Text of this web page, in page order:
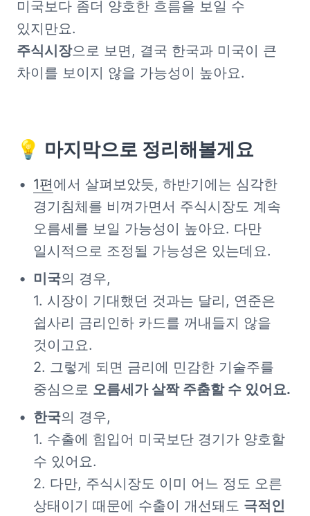
미국보다 좀더 양호한 흐름을 보일 수
주식시장으로 보면, 결국 한국과 미국이 큰
차이를 보이지 않을 가능성이 높아요.
💡 마지막으로 정리해볼게요
1편에서 살펴보았듯, 하반기에는 심각한
경기침체를 비껴가면서 주식시장도 계속
오름세를 보일 가능성이 높아요. 다만
일시적으로 조정될 가능성은 있는데요.
미국의 경우,
1. 시장이 기대했던 것과는 달리, 연준은
쉽사리 금리인하 카드를 꺼내들지 않을
것이고요.
2. 그렇게 되면 금리에 민감한 기술주를
중심으로 오름세가 살짝 주춤할 수 있어요.
한국의 경우,
1. 수출에 힘입어 미국보단 경기가 양호할
수 있어요.
2. 다만, 주식시장도 이미 어느 정도 오른
상태이기 때문에 수출이 개선돼도 극적인